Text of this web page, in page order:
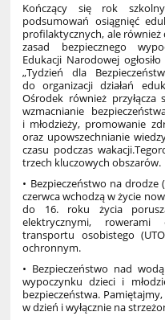
Kończący się rok
podsumowań osiągnięć
profilaktycznych, ale również
zasad bezpiecznego
Edukacji Narodowej
„Tydzień dla
do organizacji działań
Ośrodek również
wzmacnianie
i młodzieży, promowanie
oraz upowszechnianie
czasu podczas
trzech kluczowych obszarów.
• Bezpieczeństwo na drodze
czerwca wchodzą w życie
do 16. roku życia
elektrycznymi, rowerami
transportu osobistego
ochronnym.
• Bezpieczeństwo nad
wypoczynku dzieci i
bezpieczeństwa.
w dzień i wyłącznie na